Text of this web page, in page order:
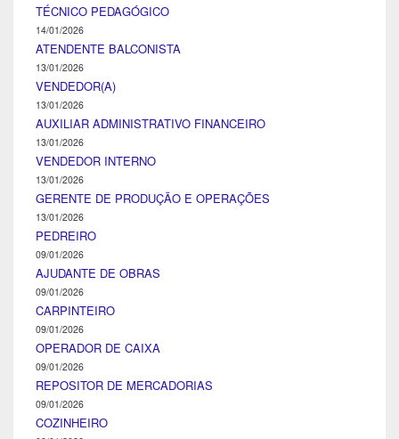
TÉCNICO PEDAGÓGICO
14/01/2026
ATENDENTE BALCONISTA
13/01/2026
VENDEDOR(A)
13/01/2026
AUXILIAR ADMINISTRATIVO FINANCEIRO
13/01/2026
VENDEDOR INTERNO
13/01/2026
GERENTE DE PRODUÇÃO E OPERAÇÕES
13/01/2026
PEDREIRO
09/01/2026
AJUDANTE DE OBRAS
09/01/2026
CARPINTEIRO
09/01/2026
OPERADOR DE CAIXA
09/01/2026
REPOSITOR DE MERCADORIAS
09/01/2026
COZINHEIRO